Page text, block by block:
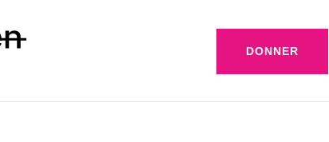
DONNER